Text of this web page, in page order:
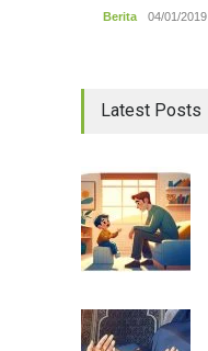
Berita 04/01/2019
Latest Posts